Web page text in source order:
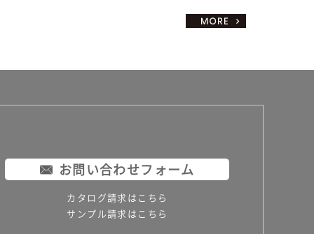
お問い合わせフォーム
カタログ請求はこちら
サンプル請求はこちら